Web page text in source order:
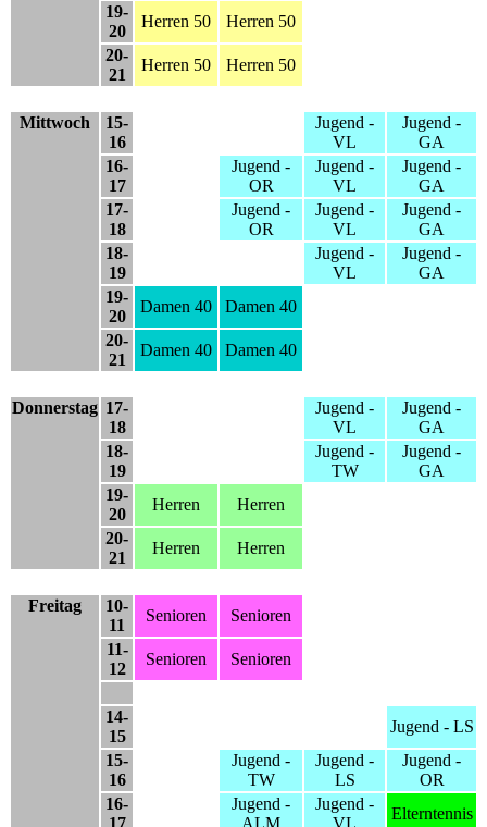
19-
20
Herren 50
Herren 50
20-
21
Herren 50 Herren 50
Mittwoch
15-
16
Jugend -
VL
Jugend -
GA
16-
17
Jugend -
OR
Jugend -
VL
Jugend -
GA
17-
18
Jugend -
OR
Jugend -
VL
Jugend -
GA
18-
19
Jugend -
VL
Jugend -
GA
19-
20
Damen 40
Damen 40
20-
21
Damen 40 Damen 40
Donnerstag 17-
18
Jugend -
VL
Jugend -
GA
18-
19
Jugend -
TW
Jugend -
GA
19-
20
Herren
Herren
20-
21
Herren Herren
Freitag
10-
11
Senioren
Senioren
11-
12
Senioren Senioren
14-
15
Jugend - LS
15-
16
Jugend -
TW
Jugend -
LS
Jugend -
OR
16-
17
Jugend -
ALM
Jugend -
VL
Elterntennis